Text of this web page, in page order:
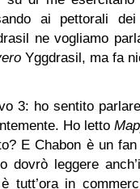
ai pettorali
ne vogliamo
Yggdrasil, ma fa
3: ho sentito
Ho letto
E Chabon è un
dovrò leggere
tutt’ora in